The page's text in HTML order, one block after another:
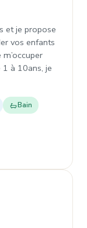
et je propose
vos enfants
à 10ans, je
Bain